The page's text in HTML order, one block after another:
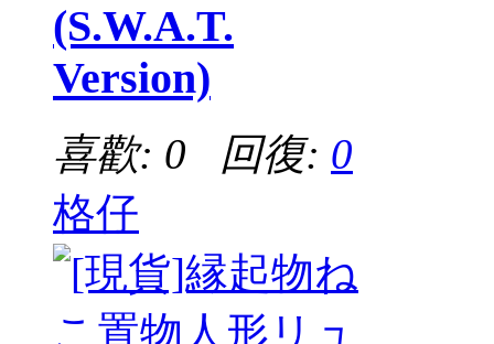
(S.W.A.T.
Version)
喜歡: 0 回復: 0
格仔